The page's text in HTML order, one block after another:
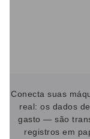
Conecta suas
real: os dados
gasto — são
registros em